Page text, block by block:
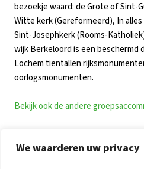
We waarderen uw privacy
bezoekje waard: de Grote of Sint-
Witte kerk (Gereformeerd), In
Sint-Josephkerk (Rooms-
wijk Berkeloord is een
Lochem tientallen
oorlogsmonumenten.
Bekijk ook de andere